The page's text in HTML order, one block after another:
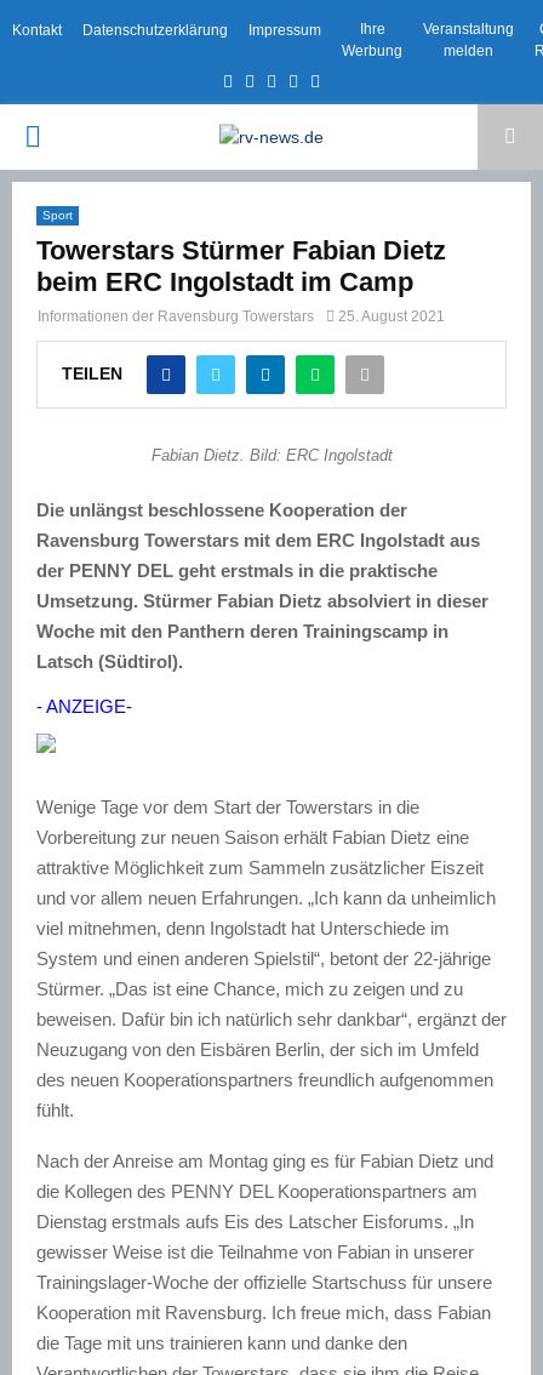
Kontakt Datenschutzerklärung Impressum
Ihre
Werbung
Veranstaltung
melden
Facebook
TwitterInstagram
Email
PRIMARY
MENU
Sport
Towerstars Stürmer Fabian Dietz
beim ERC Ingolstadt im Camp
Informationen der Ravensburg Towerstars 25. August 2021
TEILEN
Fabian Dietz. Bild: ERC Ingolstadt
Die unlängst beschlossene Kooperation der
Ravensburg Towerstars mit dem ERC Ingolstadt aus
der PENNY DEL geht erstmals in die praktische
Umsetzung. Stürmer Fabian Dietz absolviert in dieser
Woche mit den Panthern deren Trainingscamp in
Latsch (Südtirol).
- ANZEIGE-
Wenige Tage vor dem Start der Towerstars in die
Vorbereitung zur neuen Saison erhält Fabian Dietz eine
attraktive Möglichkeit zum Sammeln zusätzlicher Eiszeit
und vor allem neuen Erfahrungen. „Ich kann da unheimlich
viel mitnehmen, denn Ingolstadt hat Unterschiede im
System und einen anderen Spielstil“, betont der 22-jährige
Stürmer. „Das ist eine Chance, mich zu zeigen und zu
beweisen. Dafür bin ich natürlich sehr dankbar“, ergänzt der
Neuzugang von den Eisbären Berlin, der sich im Umfeld
des neuen Kooperationspartners freundlich aufgenommen
fühlt.
Nach der Anreise am Montag ging es für Fabian Dietz und
die Kollegen des PENNY DEL Kooperationspartners am
Dienstag erstmals aufs Eis des Latscher Eisforums. „In
gewisser Weise ist die Teilnahme von Fabian in unserer
Trainingslager-Woche der offizielle Startschuss für unsere
Kooperation mit Ravensburg. Ich freue mich, dass Fabian
die Tage mit uns trainieren kann und danke den